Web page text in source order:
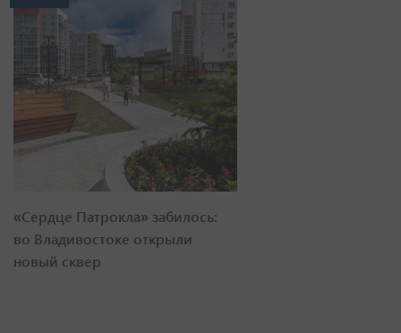
«Сердце Патрокла» забилось:
во Владивостоке открыли
новый сквер